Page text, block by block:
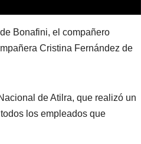
Bonafini, el compañero
Cristina Fernández de
de Atilra, que realizó un
los empleados que